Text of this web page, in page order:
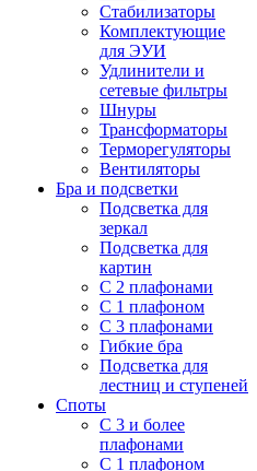
Стабилизаторы
Комплектующие
для ЭУИ
Удлинители и
сетевые фильтры
Шнуры
Трансформаторы
Терморегуляторы
Вентиляторы
Бра и подсветки
Подсветка для
зеркал
Подсветка для
картин
С 2 плафонами
С 1 плафоном
С 3 плафонами
Гибкие бра
Подсветка для
лестниц и ступеней
Споты
С 3 и более
плафонами
С 1 плафоном